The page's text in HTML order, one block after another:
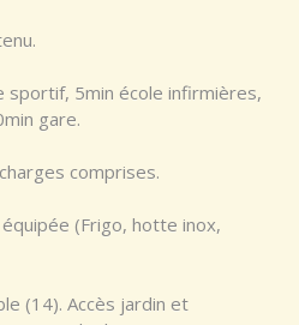
sportif, 5min école infirmières,
gare.
comprises.
(Frigo, hotte inox,
(14). Accès jardin et